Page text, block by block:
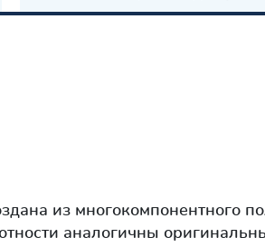
из многокомпонентного
аналогичны